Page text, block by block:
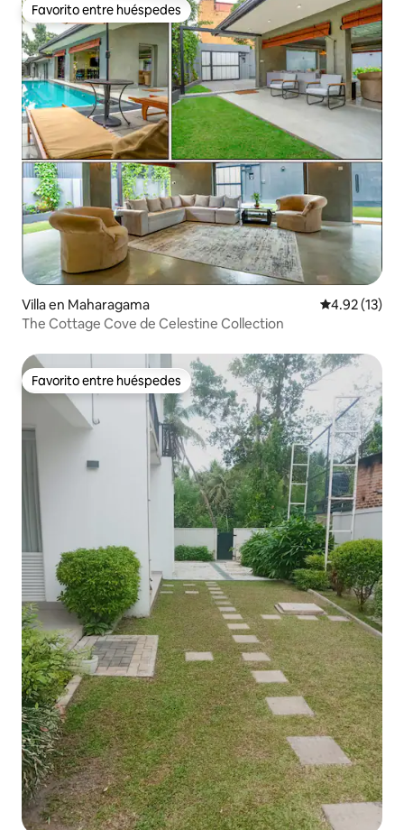
Favorito entre huéspedes
Favorito entre huéspedes
Villa en Maharagama Calificación
4.92 (13)
The Cottage Cove de Celestine Collection
Favorito entre huéspedes
Favorito entre huéspedes